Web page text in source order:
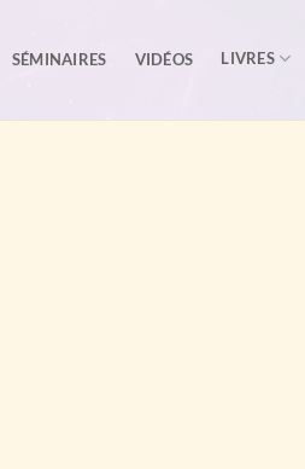
SÉMINAIRES VIDÉOS LIVRES